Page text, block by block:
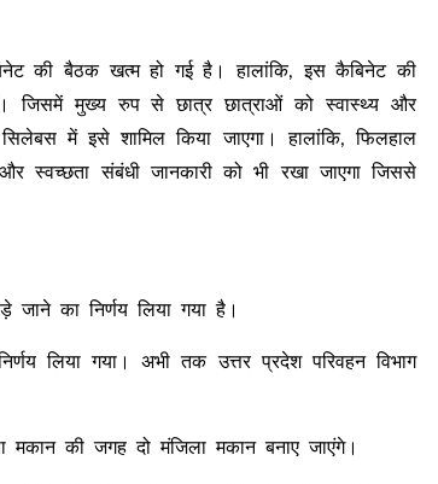
की बैठक खत्म हो गई है। हालांकि, इस कैबिनेट की
जिसमें मुख्य रुप से छात्र छात्राओं को स्वास्थ्य और
में इसे शामिल किया जाएगा। हालांकि, फिलहाल
संबंधी जानकारी को भी रखा जाएगा जिससे
का निर्णय लिया गया है।
लिया गया। अभी तक उत्तर प्रदेश परिवहन विभाग
की जगह दो मंजिला मकान बनाए जाएंगे।